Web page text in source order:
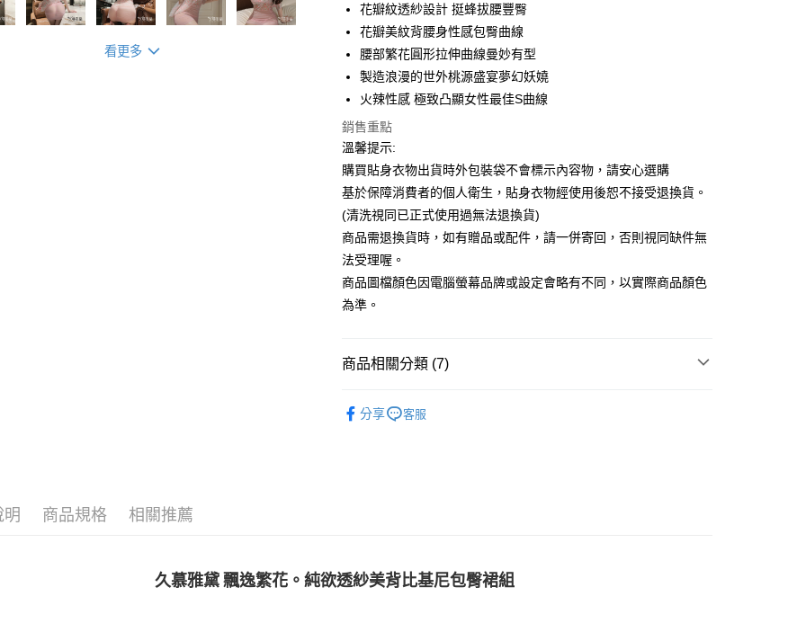
看更多
Apple Pay
街口支付
悠遊付
運送方式
全家付款取貨
每筆NT$65，滿NT$599(含以上)免運費
7-11付款取貨
每筆NT$65，滿NT$599(含以上)免運費
花瓣紋透紗設計 挺蜂拔腰豐臀
花瓣美紋背腰身性感包臀曲線
腰部繁花圓形拉伸曲線曼妙有型
製造浪漫的世外桃源盛宴夢幻妖嬈
火辣性感 極致凸顯女性最佳S曲線
銷售重點
溫馨提示:
購買貼身衣物出貨時外包裝袋不會標示內容物，請安心選購
基於保障消費者的個人衛生，貼身衣物經使用後恕不接受退換貨。
(清洗視同已正式使用過無法退換貨)
商品需退換貨時，如有贈品或配件，請一併寄回，否則視同缺件無
法受理喔。
商品圖檔顏色因電腦螢幕品牌或設定會略有不同，以實際商品顏色
為準。
商品相關分類 (7)
NEW ARRIVAL新品上市
分享 客服
明 商品規格 相關推薦
久慕雅黛 飄逸繁花。純欲透紗美背比基尼包臀裙組